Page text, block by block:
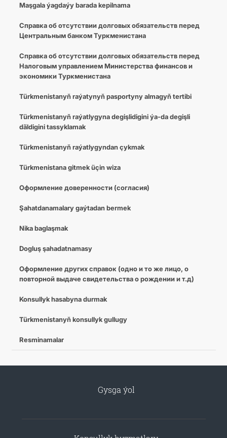
Maşgala ýagdaýy barada kepilnama
Cправка об отсутствии долговых обязательств перед
Центральным банком Туркменистана
Справка об отсутствии долговых обязательств перед
Налоговым управлением Министерства финансов и
экономики Туркменистана
Türkmenistanyň raýatynyň pasportyny almagyň tertibi
Türkmenistanyň raýatlygyna degişlidigini ýa-da degişli
däldigini tassyklamak
Türkmenistanyň raýatlygyndan çykmak
Türkmenistana gitmek üçin wiza
Оформление доверенности (согласия)
Şahatdanamalary gaýtadan bermek
Nika baglaşmak
Dogluş şahadatnamasy
Оформление других справок (одно и то же лицо, о
повторной выдаче свидетельства о рождении и т.д)
Konsullyk hasabyna durmak
Türkmenistanyň konsullyk gullugy
Resminamalar
Gysga ýol